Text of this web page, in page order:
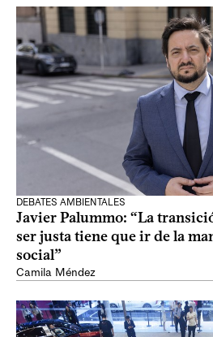
DEBATES AMBIENTALES
Javier Palummo: “La
ser justa tiene que ir de la
social”
Camila Méndez